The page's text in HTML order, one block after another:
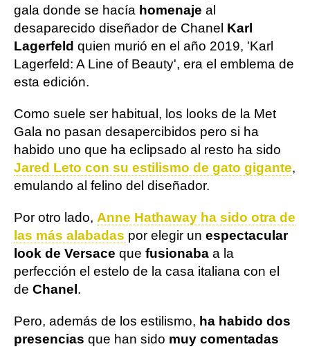
gala donde se hacía homenaje al
desaparecido diseñador de Chanel Karl
Lagerfeld quien murió en el año 2019, 'Karl
Lagerfeld: A Line of Beauty', era el emblema de
esta edición.
Como suele ser habitual, los looks de la Met
Gala no pasan desapercibidos pero si ha
habido uno que ha eclipsado al resto ha sido
Jared Leto con su estilismo de gato gigante,
emulando al felino del diseñador.
Por otro lado, Anne Hathaway ha sido otra de
las más alabadas por elegir un espectacular
look de Versace que fusionaba a la
perfección el estelo de la casa italiana con el
de Chanel .
Pero, además de los estilismo, ha habido dos
presencias que han sido muy comentadas